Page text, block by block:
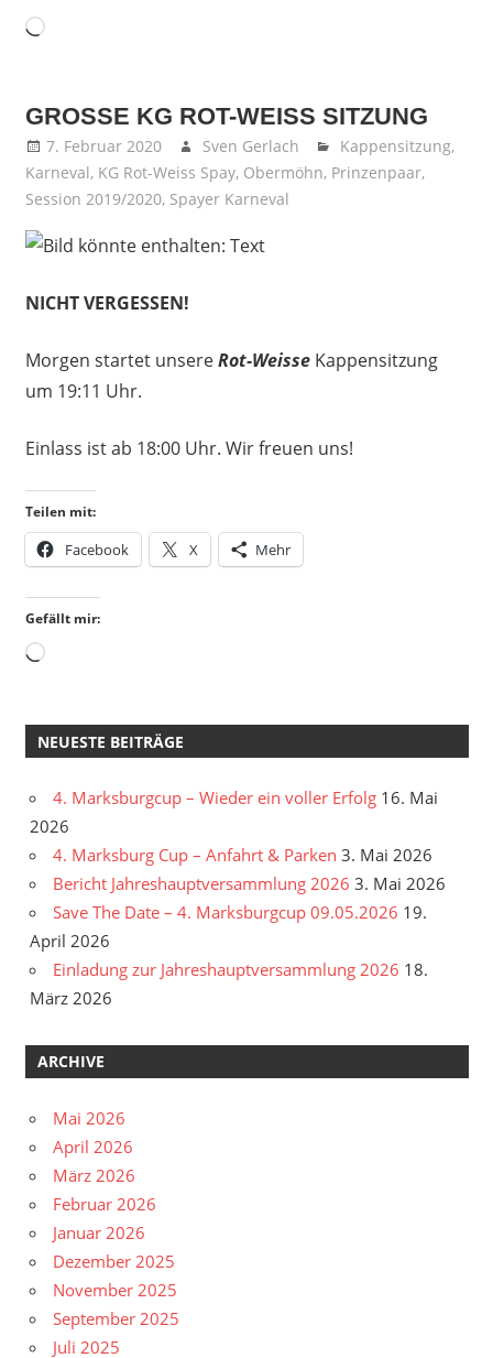
Wird
GROSSE KG ROT-WEISS SITZUNG
7. Februar 2020 Sven Gerlach Kappensitzung,
Karneval, KG Rot-Weiss Spay, Obermöhn, Prinzenpaar,
Session 2019/2020, Spayer Karneval
NICHT VERGESSEN!
Morgen startet unsereRot-Weisse Kappensitzung
um 19:11 Uhr.
Einlass ist ab 18:00 Uhr. Wir freuen uns!
Teilen mit:
Facebook X Mehr
Gefällt mir:
Wird
NEUESTE BEITRÄGE
4. Marksburgcup – Wieder ein voller Erfolg 16. Mai
2026
4. Marksburg Cup – Anfahrt & Parken 3. Mai 2026
Bericht Jahreshauptversammlung 2026 3. Mai 2026
Save The Date – 4. Marksburgcup 09.05.2026 19.
April 2026
Einladung zur Jahreshauptversammlung 2026 18.
März 2026
ARCHIVE
Mai 2026
April 2026
März 2026
Februar 2026
Januar 2026
Dezember 2025
November 2025
September 2025
Juli 2025